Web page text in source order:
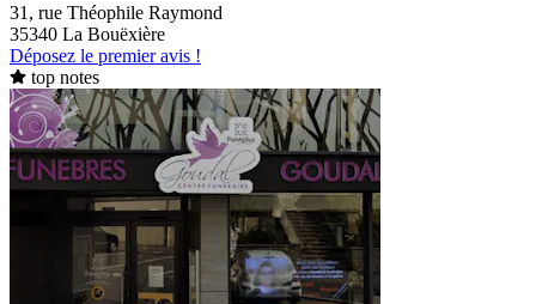
31, rue Théophile Raymond
35340 La Bouëxière
Déposez le premier avis !
top notes